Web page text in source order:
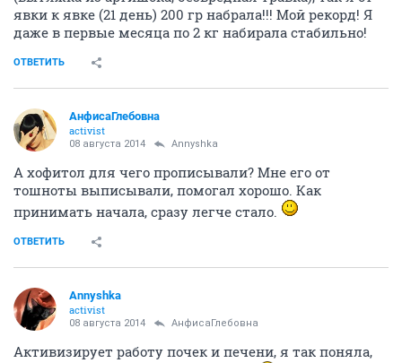
явки к явке (21 день) 200 гр набрала!!! Мой рекорд! Я
даже в первые месяца по 2 кг набирала стабильно!
ОТВЕТИТЬ
АнфисаГлебовна
activist
08 августа 2014 Annyshka
А хофитол для чего прописывали? Мне его от
тошноты выписывали, помогал хорошо. Как
принимать начала, сразу легче стало.
ОТВЕТИТЬ
Annyshka
activist
08 августа 2014 АнфисаГлебовна
Активизирует работу почек и печени, я так поняла,